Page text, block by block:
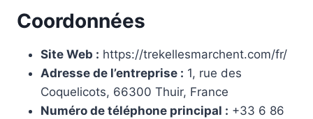
Coordonnées
Site Web : https://trekellesmarchent.com/fr/
Adresse de l’entreprise : 1, rue des
Coquelicots, 66300 Thuir, France
Numéro de téléphone principal : +33 6 86